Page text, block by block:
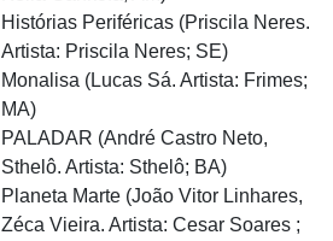
Histórias Periféricas (Priscila Neres.
Artista: Priscila Neres; SE)
Monalisa (Lucas Sá. Artista: Frimes;
MA)
PALADAR (André Castro Neto,
Sthelô. Artista: Sthelô; BA)
Planeta Marte (João Vitor Linhares,
Zéca Vieira. Artista: Cesar Soares ;